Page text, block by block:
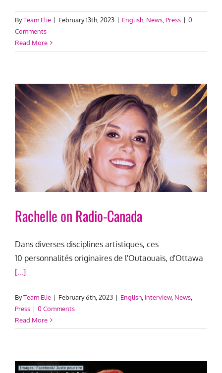
ByTeam Elie | February 13th, 2023 | English News Press | 0
Comments
Read More
Rachelle on Radio-Canada
Dans diverses disciplines artistiques, ces
10 personnalités originaires de l'Outaouais, d'Ottawa
[...]
ByTeam Elie | February 6th, 2023 | English Interview, News
Press | 0 Comments
Read More